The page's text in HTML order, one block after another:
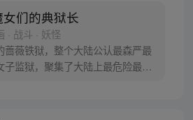
女们的典狱长
· 战斗 · 妖怪
蔷薇铁狱，整个大陆公认最森严最
子监狱，聚集了大陆上最危险最穷